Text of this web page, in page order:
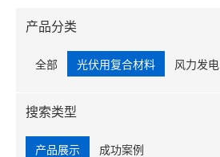
产品分类
全部 光伏用复合材料 风力发电
搜索类型
产品展示 成功案例